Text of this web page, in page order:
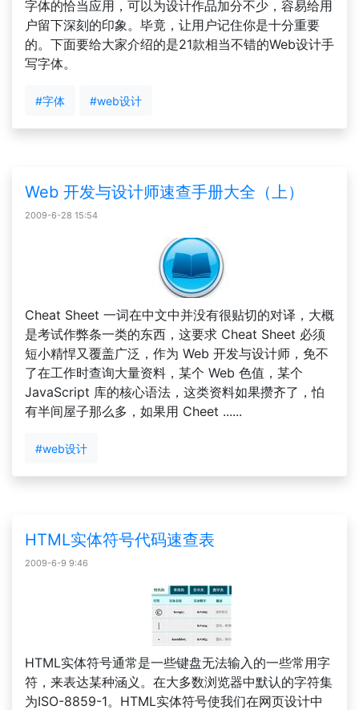
字体的恰当应用，可以为设计作品加分不少，容易给用
户留下深刻的印象。毕竟，让用户记住你是十分重要
的。下面要给大家介绍的是21款相当不错的Web设计手
写字体。
#字体 #web设计
Web 开发与设计师速查手册大全（上）
2009-6-28 15:54
Cheat Sheet 一词在中文中并没有很贴切的对译，大概
是考试作弊条一类的东西，这要求 Cheat Sheet 必须
短小精悍又覆盖广泛，作为 Web 开发与设计师，免不
了在工作时查询大量资料，某个 Web 色值，某个
JavaScript 库的核心语法，这类资料如果攒齐了，怕
有半间屋子那么多，如果用 Cheet ......
#web设计
HTML实体符号代码速查表
2009-6-9 9:46
HTML实体符号通常是一些键盘无法输入的一些常用字
符，来表达某种涵义。在大多数浏览器中默认的字符集
为ISO-8859-1。HTML实体符号使我们在网页设计中